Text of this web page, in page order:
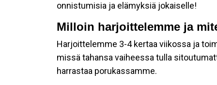
onnistumisia ja elämyksiä jokaiselle!
Milloin harjoittelemme ja
Harjoittelemme 3-4 kertaa viikossa ja
missä tahansa vaiheessa tulla
harrastaa porukassamme.